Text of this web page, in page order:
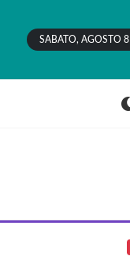
SABATO, AGOSTO 8